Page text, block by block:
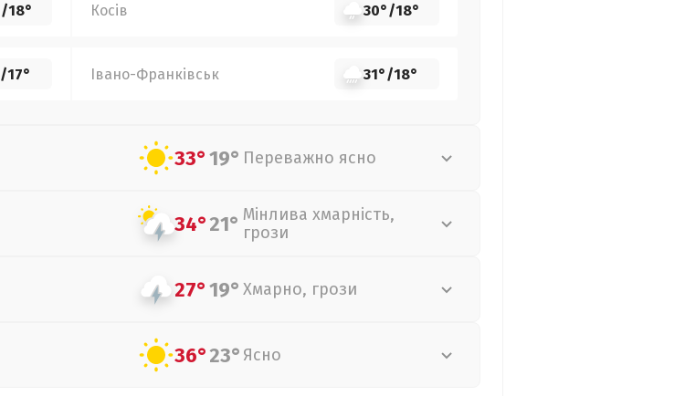
/18° Косів 30°/18°
/17° Івано-Франківськ 31°/18°
33°19° Переважно ясно
34°21° Мінлива хмарність,
грози
27°19° Хмарно, грози
36°23° Ясно